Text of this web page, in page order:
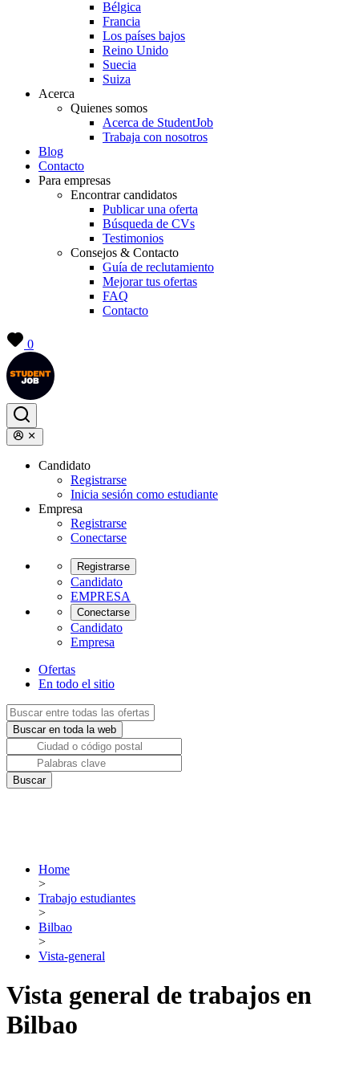
Bélgica
Francia
Los países bajos
Reino Unido
Suecia
Suiza
Acerca
Quienes somos
Acerca de StudentJob
Trabaja con nosotros
Blog
Contacto
Para empresas
Encontrar candidatos
Publicar una oferta
Búsqueda de CVs
Testimonios
Consejos & Contacto
Guía de reclutamiento
Mejorar tus ofertas
FAQ
Contacto
0
Candidato
Registrarse
Inicia sesión como estudiante
Empresa
Registrarse
Conectarse
Registrarse
Candidato
EMPRESA
Conectarse
Candidato
Empresa
Ofertas
En todo el sitio
Home
>
Trabajo estudiantes
>
Bilbao
>
Vista-general
Vista general de trabajos en
Bilbao